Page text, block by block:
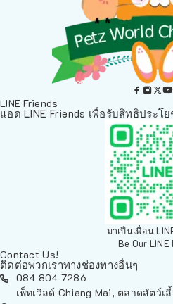
LINE Friends
แอด LINE Friends เพื่อรับสิทธิประโ
มาเป็นเพื่อน
Be Our LINE
Contact Us!
ติดต่อพวกเราทางช่องทางอื่นๆ
084 804 7286
เพ็ทเวิลด์ Chiang Mai, ตลาดสัตว์เ